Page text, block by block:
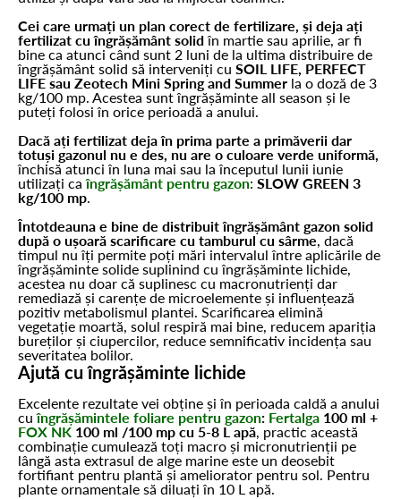
Cei care urmați un plan corect de fertilizare, și deja ați
fertilizat cu îngrășământ solidîn martie sau aprilie, ar fi
bine ca atunci când sunt 2 luni de la ultima distribuire de
îngrășământ solid să interveniți cu SOIL LIFE, PERFECT
LIFE sau Zeotech Mini Spring and Summer la o doză de 3
kg/100 mp. Acestea sunt îngrășăminte all season și le
puteți folosi în orice perioadă a anului.
Dacă ați fertilizat deja în prima parte a primăverii dar
totuși gazonul nu e des, nu are o culoare verde uniformă,
închisă atunci în luna mai sau la începutul lunii iunie
utilizați ca îngrășământ pentru gazon: SLOW GREEN 3
kg/100 mp.
Întotdeauna e bine de distribuit îngrășământ gazon solid
după o ușoară scarificare cu tamburul cu sârme, dacă
timpul nu îți permite poți mări intervalul între aplicările de
îngrășăminte solide suplinind cu îngrășăminte lichide,
acestea nu doar că suplinesc cu macronutrienți dar
remediază și carențe de microelemente și influențează
pozitiv metabolismul plantei. Scarificarea elimină
vegetație moartă, solul respiră mai bine, reducem apariția
bureților și ciupercilor, reduce semnificativ incidența sau
severitatea bolilor.
Ajută cu îngrășăminte lichide
Excelente rezultate vei obține și în perioada caldă a anului
cuîngrășămintele foliare pentru gazon: Fertalga 100 ml +
FOX NK 100 ml /100 mp cu 5-8 L apă, practic această
combinație cumulează toți macro și micronutrienții pe
lângă asta extrasul de alge marine este un deosebit
fortifiant pentru plantă și ameliorator pentru sol. Pentru
plante ornamentale să diluați în 10 L apă.